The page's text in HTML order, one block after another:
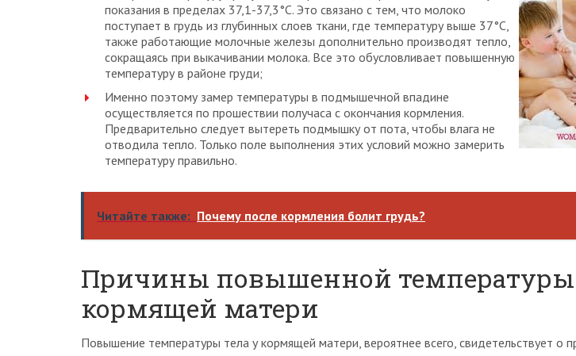
показания в пределах 37,1-37,3°С. Это связано с тем, что молоко
поступает в грудь из глубинных слоев ткани, где температуру выше 37°С,
также работающие молочные железы дополнительно производят тепло,
сокращаясь при выкачивании молока. Все это обусловливает повышенную
температуру в районе груди;
Именно поэтому замер температуры в подмышечной впадине
осуществляется по прошествии получаса с окончания кормления.
Предварительно следует вытереть подмышку от пота, чтобы влага не
отводила тепло. Только поле выполнения этих условий можно замерить
температуру правильно.
Читайте также: Почему после кормления болит грудь?
Причины повышенной
кормящей матери
Повышение температуры тела у кормящей матери, вероятнее всего, свидетельствует о